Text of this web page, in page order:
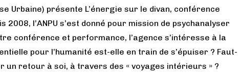
Urbaine) présente L’énergie sur le divan, conférence
l’ANPU s’est donné pour mission de psychanalyser
conférence et performance, l’agence s’intéresse à la
pour l’humanité est-elle en train de s’épuiser ? Faut-
un retour à soi, à travers des « voyages intérieurs » ?